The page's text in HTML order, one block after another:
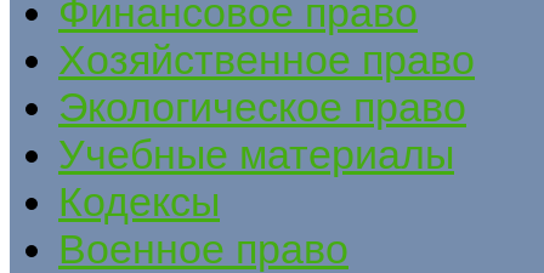
Финансовое право
Хозяйственное право
Экологическое право
Учебные материалы
Кодексы
Военное право